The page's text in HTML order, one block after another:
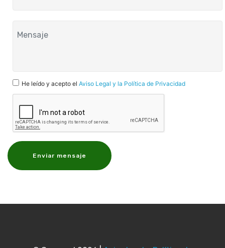
He leído y acepto el Aviso Legal y la Política de Privacidad
Enviar mensaje